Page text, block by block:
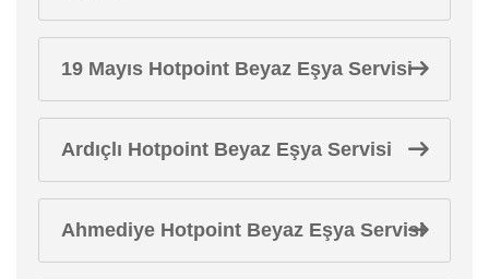
19 Mayıs Hotpoint Beyaz Eşya Servisi
Ardıçlı Hotpoint Beyaz Eşya Servisi
Ahmediye Hotpoint Beyaz Eşya Servisi